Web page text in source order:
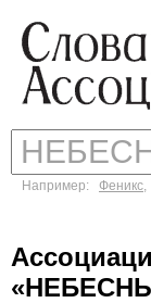
Например: Феникс,